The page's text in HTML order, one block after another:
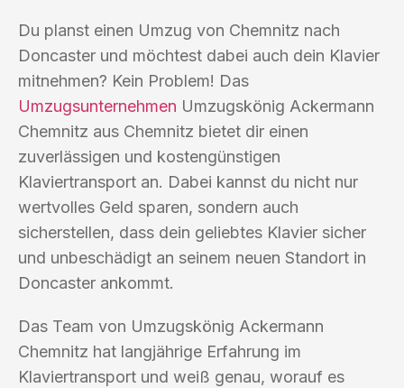
Du planst einen Umzug von Chemnitz nach
Doncaster und möchtest dabei auch dein Klavier
mitnehmen? Kein Problem! Das
Umzugsunternehmen Umzugskönig Ackermann
Chemnitz aus Chemnitz bietet dir einen
zuverlässigen und kostengünstigen
Klaviertransport an. Dabei kannst du nicht nur
wertvolles Geld sparen, sondern auch
sicherstellen, dass dein geliebtes Klavier sicher
und unbeschädigt an seinem neuen Standort in
Doncaster ankommt.
Das Team von Umzugskönig Ackermann
Chemnitz hat langjährige Erfahrung im
Klaviertransport und weiß genau, worauf es